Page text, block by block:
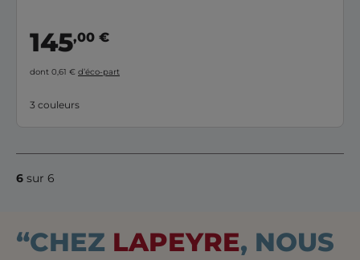
145,00 €
dont 0,61 € d’éco-part
3 couleurs
6 sur 6
“CHEZ LAPEYRE, NOUS